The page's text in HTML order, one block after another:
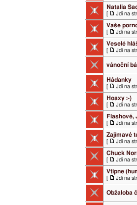
Natalia
[ Jdi na
Vaše
[ Jdi na
Veselé
[ Jdi na
vánoční
Hádanky
[ Jdi na
Hoaxy :-)
[ Jdi na
Flashové,
[ Jdi na
Zajímavé
[ Jdi na
Chuck
[ Jdi na
Vtipne
[ Jdi na
Obžaloba